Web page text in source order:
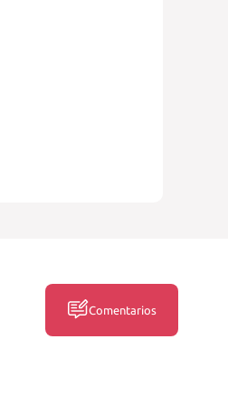
Comentarios